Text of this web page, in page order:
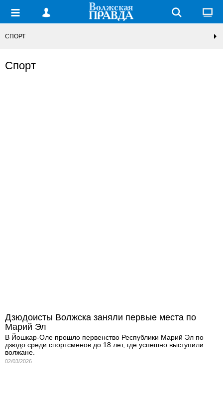
СПОРТ
Спорт
Дзюдоисты Волжска заняли первые места по
Марий Эл
В Йошкар-Оле прошло первенство Республики Марий Эл по
дзюдо среди спортсменов до 18 лет, где успешно выступили
волжане.
02/03/2026